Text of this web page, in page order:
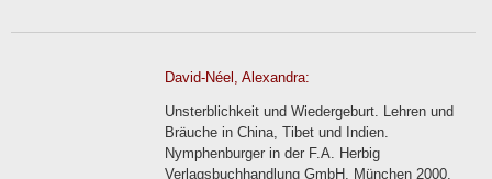
David-Néel, Alexandra:
Unsterblichkeit und Wiedergeburt. Lehren und
Bräuche in China, Tibet und Indien.
Nymphenburger in der F.A. Herbig
Verlagsbuchhandlung GmbH, München 2000.